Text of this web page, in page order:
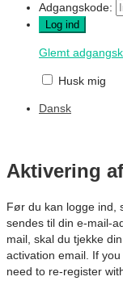
Adgangskode:
Glemt
Husk mig
Dansk
Aktivering
Før du kan logge ind,
sendes til din e-mail-
mail, skal du tjekke
activation email. If
need to re-register